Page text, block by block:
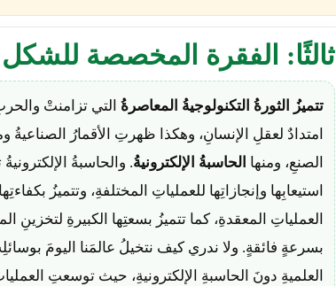
ثالثًا: الفقرة المخصصة للشكل
تتميزُ الثورةُ التكنولوجيةُ المعاصرةُ التي تزامنتْ والحربِ
امتدادٌ لعقلِ الإنسانِ، وهكذا ظهرتِ الأقمارُ الصناعيةُ
الصنعِ، ومنها الحاسبةُ الإلكترونيةُ. والحاسبةُ
استيعابِها وإنجازاتِها للعملياتِ المختلفةِ، وتتميزُ
العملياتِ المعقدةِ، كما تتميزُ بسعتِها الكبيرةِ لتخزينِ
بسرعةٍ فائقةٍ. ولا ندري كيف نتخيلُ عالمَنا اليومَ بوسائلِه
العلميةِ دونَ الحاسبةِ الإلكترونيةِ، حيث توسعتِ